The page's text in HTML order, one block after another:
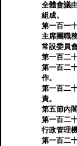
全體會議
組成。
第一百一
主席團職
常設委員
第一百二
第一百二
作。
第一百二
責。
第五節內閣
第一百二
行政管理機
第一百二